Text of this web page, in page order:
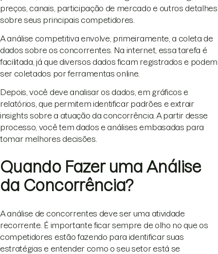
preços, canais, participação de mercado e outros detalhes
sobre seus principais competidores.
A análise competitiva envolve, primeiramente, a coleta de
dados sobre os concorrentes. Na internet, essa tarefa é
facilitada, já que diversos dados ficam registrados e podem
ser coletados por ferramentas online.
Depois, você deve analisar os dados, em gráficos e
relatórios, que permitem identificar padrões e extrair
insights sobre a atuação da concorrência. A partir desse
processo, você tem dados e análises embasadas para
tomar melhores decisões.
Quando Fazer uma Análise
da Concorrência?
A análise de concorrentes deve ser uma atividade
recorrente. É importante ficar sempre de olho no que os
competidores estão fazendo para identificar suas
estratégias e entender como o seu setor está se